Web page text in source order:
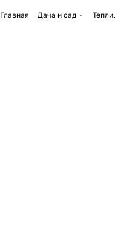
Главная Дача и сад